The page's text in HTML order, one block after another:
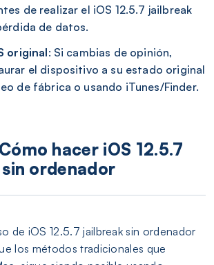
de realizar el iOS 12.5.7 jailbreak
de datos.
original: Si cambias de opinión,
el dispositivo a su estado original
de fábrica o usando iTunes/Finder.
hacer iOS 12.5.7
ordenador
de iOS 12.5.7 jailbreak sin ordenador
los métodos tradicionales que